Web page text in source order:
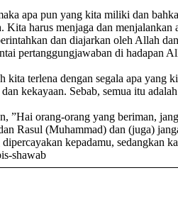
apa pun yang kita miliki dan
harus menjaga dan menjalankan
dan diajarkan oleh Allah
pertanggungjawaban di hadapan
kita terlena dengan segala apa yang
kekayaan. Sebab, semua itu
”Hai orang-orang yang beriman,
Rasul (Muhammad) dan (juga)
dipercayakan kepadamu, sedangkan
shawab